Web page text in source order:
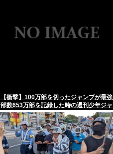
【衝撃】100万部を切ったジャンプが最強
部数653万部を記録した時の週刊少年ジャ
ンプの面子がヤバすぎる